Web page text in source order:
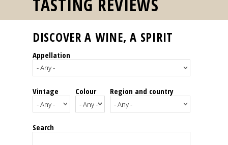
Our
events
Spirits
Tasting
reviews
DISCOVER A WINE, A SPIRIT
Appellation
Vintage Colour Region and country
Search